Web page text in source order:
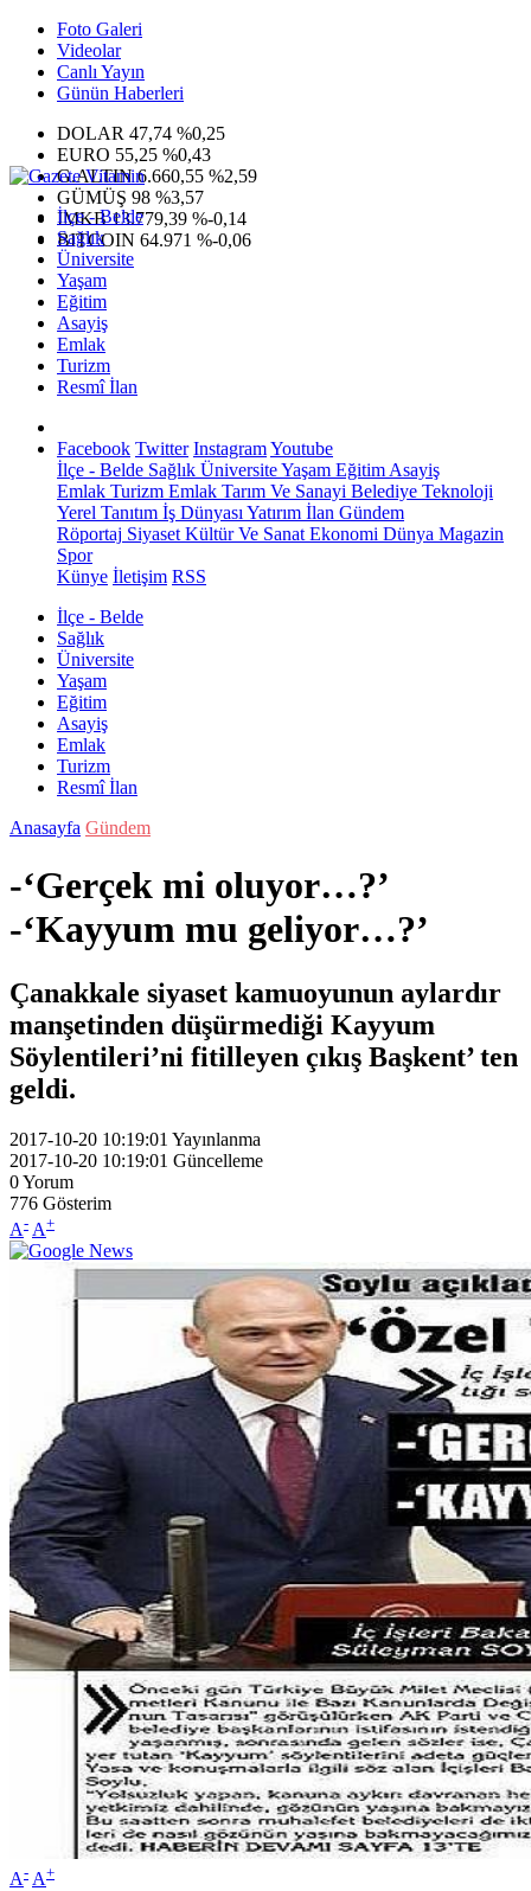
Foto Galeri
Videolar
Canlı Yayın
Günün Haberleri
DOLAR 47,74 %0,25
EURO 55,25 %0,43
G.ALTIN6.660,55 %2,59
GÜMÜŞ 98 %3,57
IMKB13.779,39 %-0,14
BITCOIN 64.971 %-0,06
İlçe - Belde
Sağlık
Üniversite
Yaşam
Eğitim
Asayiş
Emlak
Turizm
Resmî İlan
Facebook Twitter InstagramYoutube
İlçe - Belde Sağlık ÜniversiteYaşam Eğitim Asayiş
Emlak Turizm Emlak Tarım Ve Sanayi Belediye Teknoloji
Yerel Tanıtım İş Dünyası Yatırım İlan Gündem
Röportaj Siyaset Kültür Ve Sanat Ekonomi Dünya Magazin
Spor
Künye İletişim RSS
İlçe - Belde
Sağlık
Üniversite
Yaşam
Eğitim
Asayiş
Emlak
Turizm
Resmî İlan
Anasayfa Gündem
-‘Gerçek mi oluyor…?’
-‘Kayyum mu geliyor…?’
Çanakkale siyaset kamuoyunun aylardır
manşetinden düşürmediği Kayyum
Söylentileri’ni fitilleyen çıkış Başkent’ ten
geldi.
2017-10-20 10:19:01 Yayınlanma
2017-10-20 10:19:01 Güncelleme
0Yorum
776 Gösterim
A- A+
A- A+